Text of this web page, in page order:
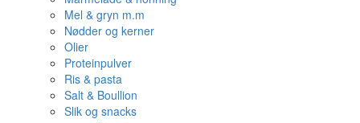
Mel & gryn m.m
Nødder og kerner
Olier
Proteinpulver
Ris & pasta
Salt & Boullion
Slik og snacks